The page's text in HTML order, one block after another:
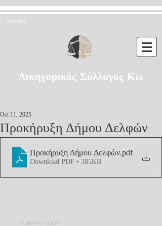
Είσοδος
Δικηγορικός Σύλλογος Κω
Προκήρυξη Δήμου Δελφών
Oct 11, 2025
Προκήρυξη Δήμου Δελφών.pdf
Download PDF • 385KB
© 2026 by ΔΣΚΩ